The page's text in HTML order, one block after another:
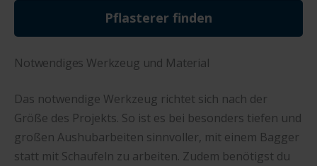
Pflasterer finden
Notwendiges Werkzeug und Material
Das notwendige Werkzeug richtet sich nach der
Größe des Projekts. So ist es bei besonders tiefen und
großen Aushubarbeiten sinnvoller, mit einem Bagger
statt mit Schaufeln zu arbeiten. Zudem benötigst du